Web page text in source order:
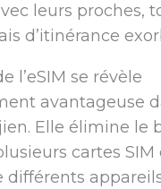
leurs proches,
d’itinérance
l’eSIM se révèle
avantageuse
Elle élimine le
cartes SIM
différents